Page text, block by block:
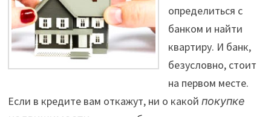
определиться с
банком и найти
квартиру. И банк,
безусловно, стоит
на первом месте.
Если в кредите вам откажут, ни о какой покупке